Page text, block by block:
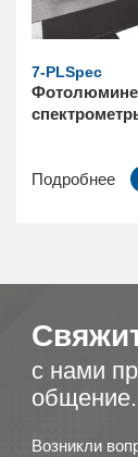
7-PLSpec
Подробнее
с нами
общение.
Возникли